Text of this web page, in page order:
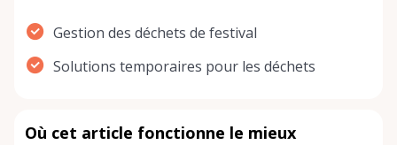
Gestion des déchets de festival
Solutions temporaires pour les déchets
Où cet article fonctionne le mieux